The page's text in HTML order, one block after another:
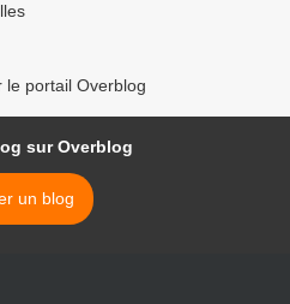
le portail Overblog
sur Overblog
un blog